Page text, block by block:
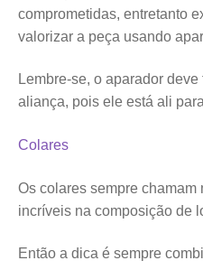
comprometidas, entretanto
valorizar a peça usando
Lembre-se, o aparador
aliança, pois ele está ali
Colares
Os colares sempre
incríveis na composição de
Então a dica é sempre